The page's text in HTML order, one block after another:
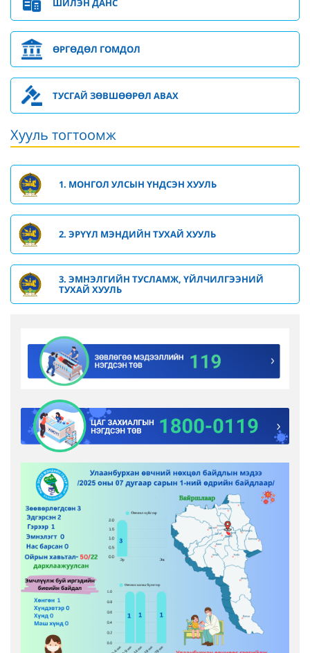
ӨРГӨДӨЛ ГОМДОЛ
ТУСГАЙ ЗӨВШӨӨРӨЛ АВАХ
Хууль тогтоомж
1. МОНГОЛ УЛСЫН ҮНДСЭН ХУУЛЬ
2. ЭРҮҮЛ МЭНДИЙН ТУХАЙ ХУУЛЬ
3. ЭМНЭЛГИЙН ТУСЛАМЖ, ҮЙЛЧИЛГЭЭНИЙ
ТУХАЙ ХУУЛЬ